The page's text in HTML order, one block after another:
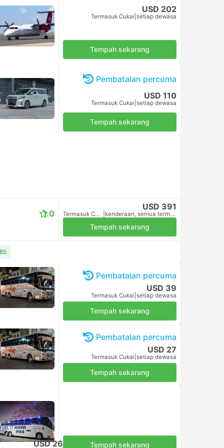
USD 202
Termasuk Cukai setiap dewasa
Tempah sekarang
Pembatalan percuma
USD 110
Termasuk Cukai setiap dewasa
Tempah sekarang
1.0
USD 391
Termasuk Cukai kenderaan, semua termasuk
Tempah sekarang
Pembatalan percuma
USD 39
Termasuk Cukai setiap dewasa
Tempah sekarang
Pembatalan percuma
USD 27
Termasuk Cukai setiap dewasa
Tempah sekarang
USD 26 Tempah sekarang